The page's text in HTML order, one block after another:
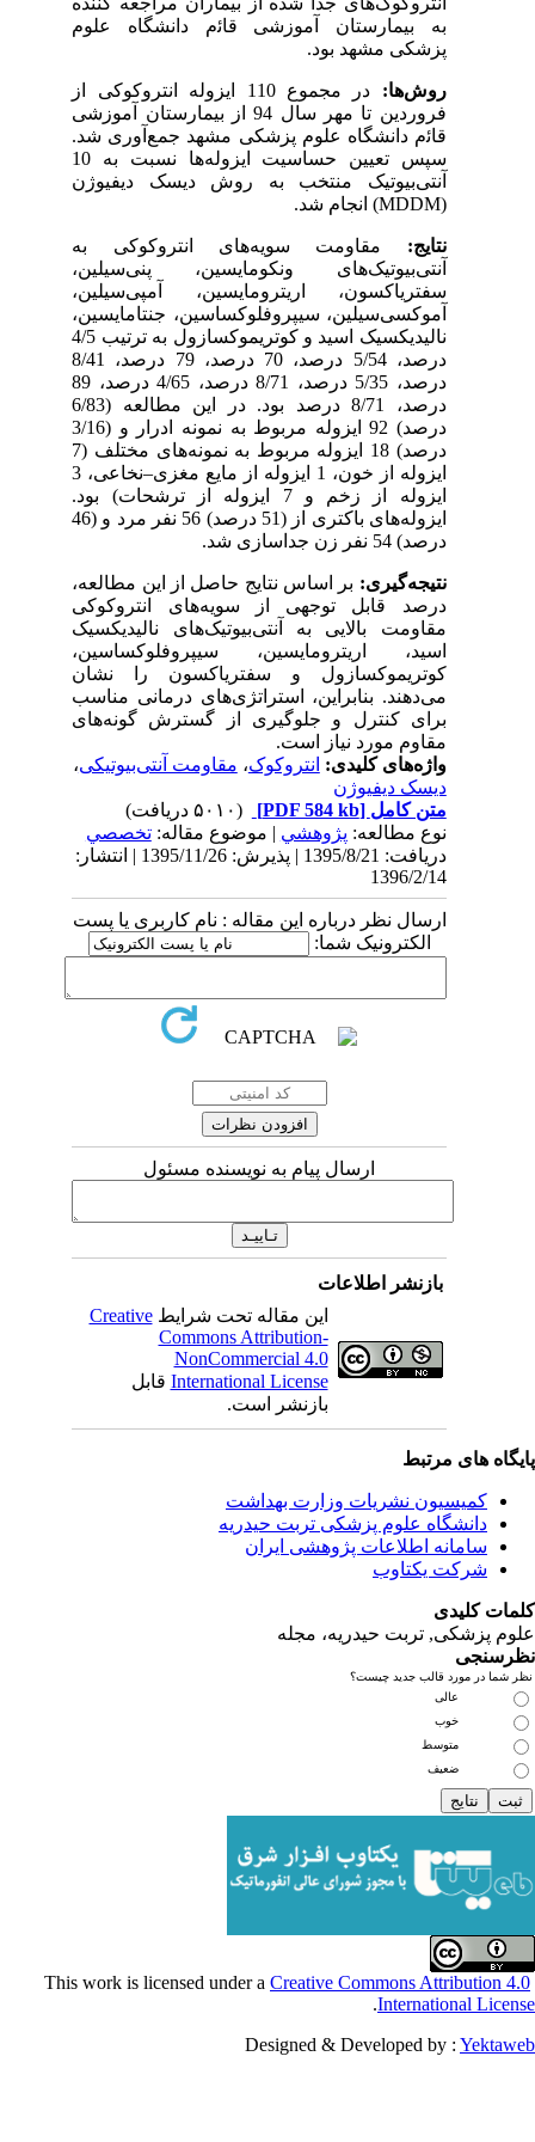
به بیمارستان آموزشی قاﺋم دانشگاه علوم
پزشکی مشهد بود.
در مجموع 110 ایزوله انتروکوکی از
فروردین تا مهر سال 94 از بیمارستان آموزشی
قاﺋم دانشگاه علوم پزشکی مشهد جمع‌آوری شد.
سپس تعیین حساسیت ایزوله‌ها نسبت به 10
آنتی‌بیوتیک منتخب به روش دیسک دیفیوژن
MDDM) انجام شد .
مقاومت سویه‌های انتروکوکی به
آنتی‌بیوتیک‌های ونکومایسین، پنی‌سیلین،
سفتریاکسون، اریترومایسین، آمپی‌سیلین،
آموکسی‌سیلین، سیپروفلوکساسین، جنتامایسین،
نالیدیکسیک اسید و کوتریموکسازول به ترتیب 4/5
درصد، 5/54 درصد، 70 درصد، 79 درصد، 8/41
درصد، 5/35 درصد، 8/71 درصد، 4/65 درصد، 89
درصد، 8/71 درصد بود. در این مطالعه (6/83
درصد) 92 ایزوله مربوط به نمونه ادرار و (3/16
درصد) 18 ایزوله مربوط به نمونه‌های مختلف (7
ایزوله از خون، 1 ایزوله از مایع مغزی
–
نخاعی، 3
ایزوله از زخم و 7 ایزوله از ترشحات) بود.
ایزوله‌های باکتری از (51 درصد) 56 نفر مرد و (46
نتیجه‌گیری:بر اساس نتایج حاصل از این مطالعه،
درصد قابل توجهی از سویه‌های انتروکوکی
مقاومت بالایی به آنتی‌بیوتیک‌های نالیدیکسیک
اسید، اریترومایسین، سیپروفلوکساسین،
کوتریموکسازول و سفتریاکسون را نشان
می‌دهند. بنابراین، استراتژی‌های درمانی مناسب
برای کنترل و جلوگیری از گسترش گونه‌های
مقاوم مورد نیاز است.
واژه‌های کلیدی:انتروکوک،مقاومت آنتی‌بیوتیکی ،
دیسک دیفیوژن
متن کامل[PDF 584 kb]
(۵۰۱۰ دریافت)
نوع مطالعه:پژوهشي| موضوع مقاله:تخصصي
دریافت: 1395/8/21 | پذیرش: 1395/11/26 | انتشار:
1396/2/14
ارسال نظر درباره این مقاله : نام کاربری یا پست
الکترونیک شما:
ارسال پیام به نویسنده مسئول
بازنشر اطلاعات
این مقاله تحت شرایطCreative
Commons Attribution-
NonCommercial 4.0
International Licenseقابل
بازنشر است.
مرتبط
نشریات وزارت بهداشت
علوم پزشکی تربت حیدریه
اطلاعات پژوهشی ایران
یکتاوب
تربت حیدریه، مجله
قالب جدید چیست؟
عالی
خوب
متوسط
ضعیف
Creative Commons
.
Designed & Developed by :